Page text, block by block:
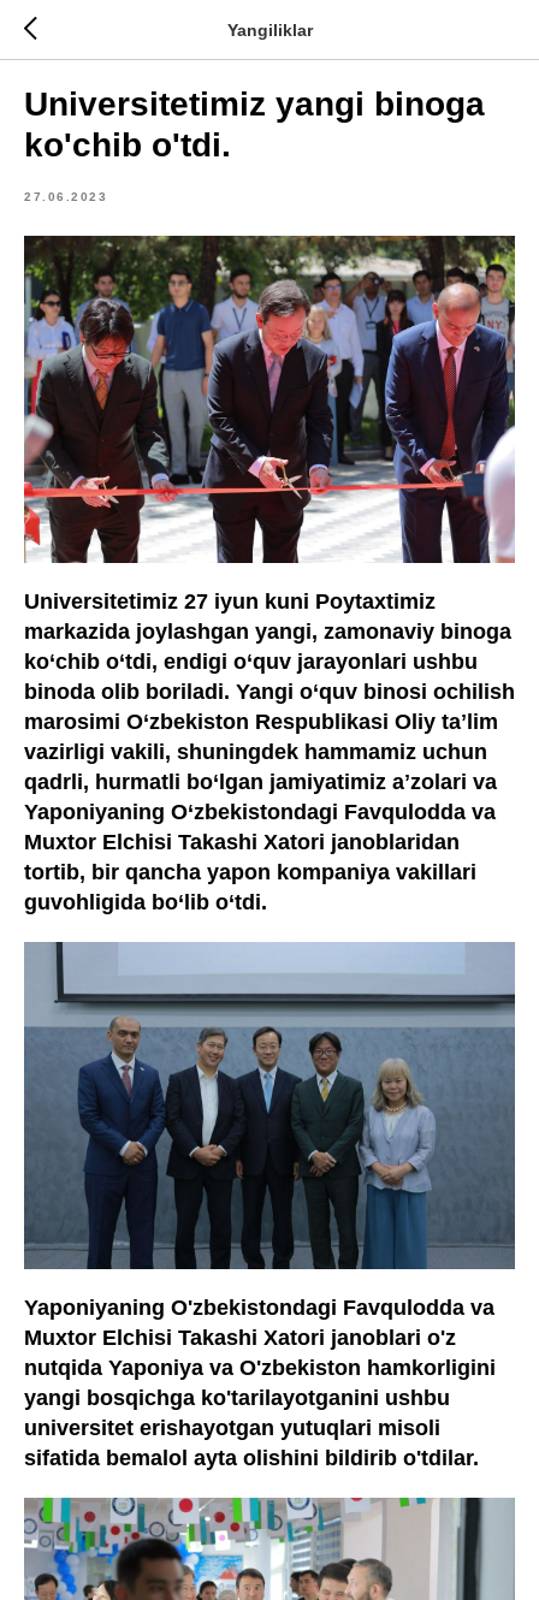
Yangiliklar
Universitetimiz yangi binoga
ko'chib o'tdi.
27.06.2023
Universitetimiz 27 iyun kuni Poytaxtimiz
markazida joylashgan yangi, zamonaviy binoga
ko‘chib o‘tdi, endigi o‘quv jarayonlari ushbu
binoda olib boriladi. Yangi o‘quv binosi ochilish
marosimi O‘zbekiston Respublikasi Oliy taʼlim
vazirligi vakili, shuningdek hammamiz uchun
qadrli, hurmatli bo‘lgan jamiyatimiz aʼzolari va
Yaponiyaning O‘zbekistondagi Favqulodda va
Muxtor Elchisi Takashi Xatori janoblaridan
tortib, bir qancha yapon kompaniya vakillari
guvohligida bo‘lib o‘tdi.
Yaponiyaning O'zbekistondagi Favqulodda va
Muxtor Elchisi Takashi Xatori janoblari o'z
nutqida Yaponiya va O'zbekiston hamkorligini
yangi bosqichga ko'tarilayotganini ushbu
universitet erishayotgan yutuqlari misoli
sifatida bemalol ayta olishini bildirib o'tdilar.